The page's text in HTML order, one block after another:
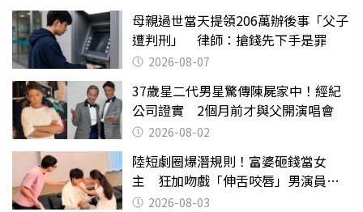
母親過世當天提領206萬辦後事「父子
遭判刑」 律師：搶錢先下手是罪
2026-08-07
37歲星二代男星驚傳陳屍家中！經紀
公司證實 2個月前才與父開演唱會
2026-08-02
陸短劇圈爆潛規則！富婆砸錢當女
主 狂加吻戲「伸舌咬唇」男演員崩
潰 2026-08-03